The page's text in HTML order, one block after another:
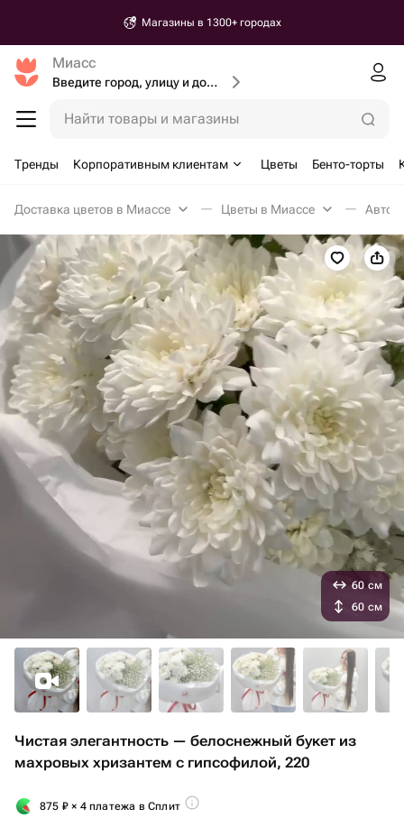
Магазины в 1300+ городах
Миасс
Введите город, улицу и дом доставки
Найти товары и магазины
Тренды Корпоративным клиентам Цветы Бенто-торты
Доставка цветов в Миассе Цветы в Миассе
Чистая элегантность — белоснежный букет из
махровых хризантем с гипсофилой, 220
875 ₽ × 4 платежа в Сплит
60 см
60 см